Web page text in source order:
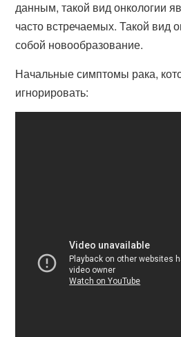
данным, такой вид онкологии
часто встречаемых. Такой вид
собой новообразование.
Начальные симптомы рака,
игнорировать: